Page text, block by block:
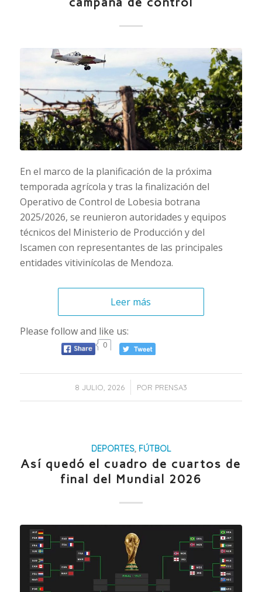
En el marco de la planificación de la próxima
temporada agrícola y tras la finalización del
Operativo de Control de Lobesia botrana
2025/2026, se reunieron autoridades y equipos
técnicos del Ministerio de Producción y del
Iscamen con representantes de las principales
entidades vitivinícolas de Mendoza.
Leer más
Please follow and like us:
0
8 JULIO, 2026
/ POR PRENSA3
DEPORTES, FÚTBOL
Así quedó el cuadro de cuartos de
final del Mundial 2026